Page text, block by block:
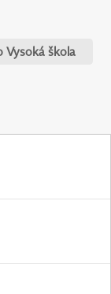
Vysoká škola